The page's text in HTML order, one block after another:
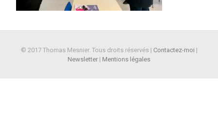
© 2017 Thomas Mesnier. Tous droits réservés | Contactez-moi |
Newsletter | Mentions légales